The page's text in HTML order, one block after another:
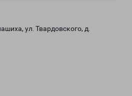
ул. Твардовского, д.